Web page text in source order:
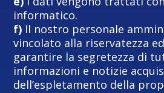
informatico.
f) Il nostro personale
vincolato alla riservatezza
garantire la segretezza di
informazioni e notizie
dell’espletamento della